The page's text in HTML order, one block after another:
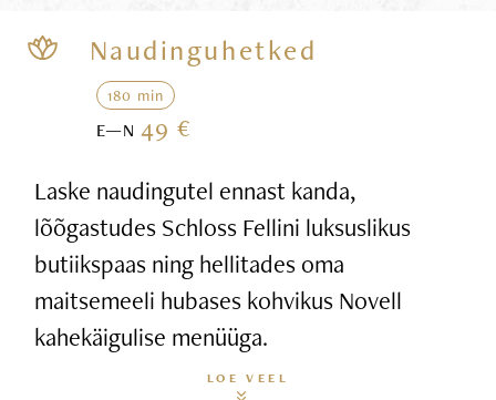
Naudinguhetked
180 min
E—N49 €
Laske naudingutel ennast kanda,
lõõgastudes Schloss Fellini luksuslikus
butiikspaas ning hellitades oma
maitsemeeli hubases kohvikus Novell
kahekäigulise menüüga.
LOE VEEL